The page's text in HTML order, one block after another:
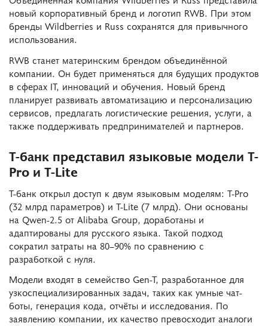
новый корпоративный бренд и логотип RWB. При этом
бренды Wildberries и Russ сохранятся для привычного
использования.
RWB станет материнским брендом объединённой
компании. Он будет применяться для будущих продуктов
в сферах IT, инноваций и обучения. Новый бренд
планирует развивать автоматизацию и персонализацию
сервисов, предлагать логистические решения, услуги, а
также поддерживать предпринимателей и партнеров.
Т-банк представил языковые модели T-
Pro и T-Lite
Т-банк открыл доступ к двум языковым моделям: T-Pro
(32 млрд параметров) и T-Lite (7 млрд). Они основаны
на Qwen-2.5 от Alibaba Group, доработаны и
адаптированы для русского языка. Такой подход
сократил затраты на 80–90% по сравнению с
разработкой с нуля.
Модели входят в семейство Gen-T, разработанное для
узкоспециализированных задач, таких как умные чат-
боты, генерация кода, отчёты и исследования. По
заявлению компании, их качество превосходит аналоги